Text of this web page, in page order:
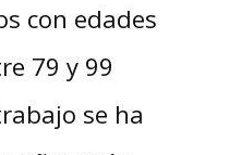
con edades
79 y 99
se ha